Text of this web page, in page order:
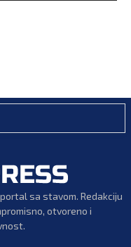
sa stavom. Redakciju
otvoreno i